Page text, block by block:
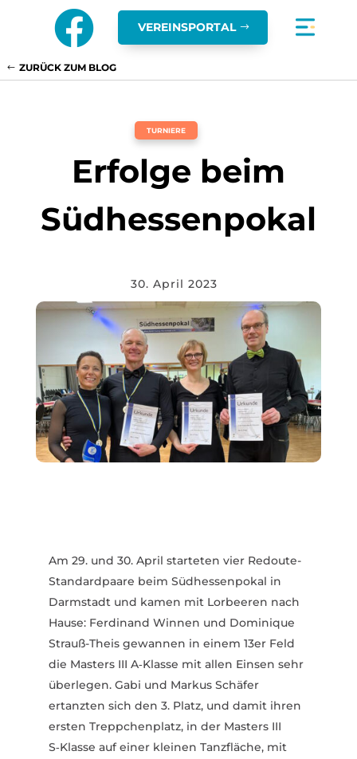
 VEREINSPORTAL
ZURÜCK ZUM BLOG
TURNIERE
Erfolge beim
Südhessenpokal
30. April 2023
Am 29. und 30. April star­teten vier Redoute-
Standardpaare beim Südhes­sen­pokal in
Darm­stadt und kamen mit Lorbeeren nach
Hause: Ferdinand Winnen und Domi­nique
Strauß-Theis gewannen in einem 13er Feld
die Masters III A‑Klasse mit allen Einsen sehr
über­legen. Gabi und Markus Schäfer
ertanzten sich den 3. Platz, und damit ihren
ersten Trepp­chen­platz, in der Masters III
S‑Klasse auf einer kleinen Tanz­fläche, mit